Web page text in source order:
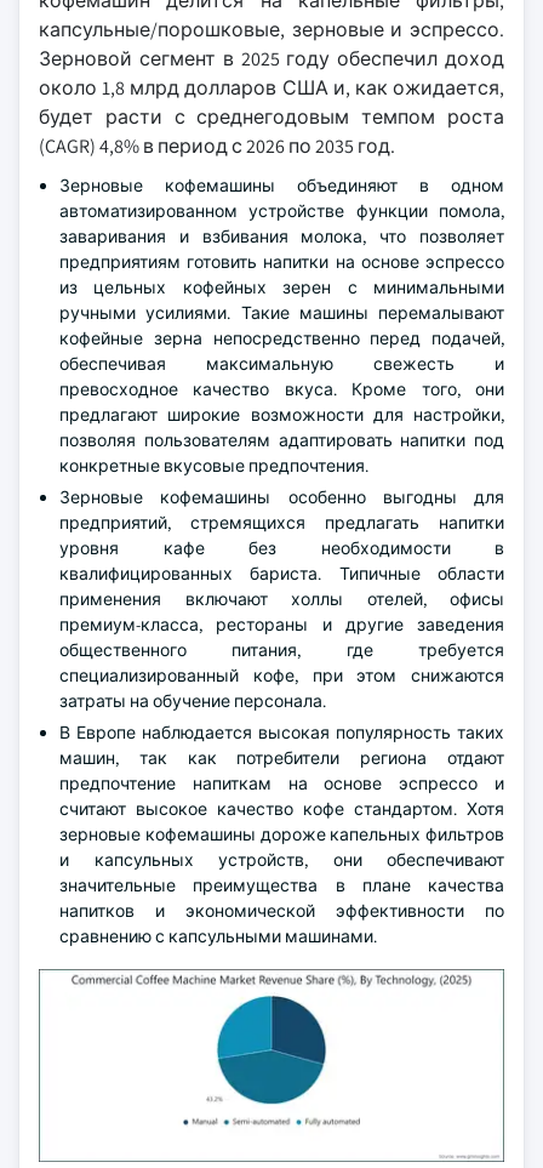
капсульные/порошковые, зерновые и эспрессо.
Зерновой сегмент в 2025 году обеспечил доход
около 1,8 млрд долларов США и, как ожидается,
будет расти с среднегодовым темпом роста
(CAGR) 4,8% в период с 2026 по 2035 год.
Зерновые кофемашины объединяют в одном
автоматизированном устройстве функции помола,
заваривания и взбивания молока, что позволяет
предприятиям готовить напитки на основе эспрессо
из цельных кофейных зерен с минимальными
ручными усилиями. Такие машины перемалывают
кофейные зерна непосредственно перед подачей,
обеспечивая максимальную свежесть и
превосходное качество вкуса. Кроме того, они
предлагают широкие возможности для настройки,
позволяя пользователям адаптировать напитки под
конкретные вкусовые предпочтения.
Зерновые кофемашины особенно выгодны для
предприятий, стремящихся предлагать напитки
уровня кафе без необходимости в
квалифицированных бариста. Типичные области
применения включают холлы отелей, офисы
премиум-класса, рестораны и другие заведения
общественного питания, где требуется
специализированный кофе, при этом снижаются
затраты на обучение персонала.
В Европе наблюдается высокая популярность таких
машин, так как потребители региона отдают
предпочтение напиткам на основе эспрессо и
считают высокое качество кофе стандартом. Хотя
зерновые кофемашины дороже капельных фильтров
и капсульных устройств, они обеспечивают
значительные преимущества в плане качества
напитков и экономической эффективности по
сравнению с капсульными машинами.